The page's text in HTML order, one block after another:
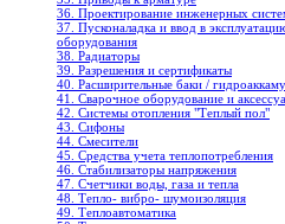
36. Проектирование инженерных
37. Пусконаладка и ввод в
оборудования
38. Радиаторы
39. Разрешения и сертификаты
40. Расширительные баки /
41. Сварочное оборудование и
42. Системы отопления "Теплый пол"
43. Сифоны
44. Смесители
45. Средства учета теплопотребления
46. Стабилизаторы напряжения
47. Счетчики воды, газа и тепла
48. Тепло- вибро- шумоизоляция
49. Теплоавтоматика